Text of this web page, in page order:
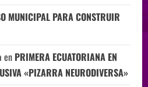
MUNICIPAL PARA CONSTRUIR
en PRIMERA ECUATORIANA EN
«PIZARRA NEURODIVERSA»